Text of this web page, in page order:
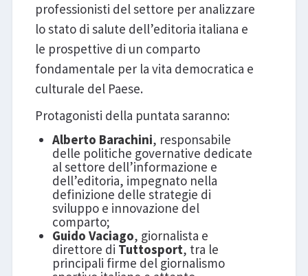
professionisti del settore per analizzare
lo stato di salute dell’editoria italiana e
le prospettive di un comparto
fondamentale per la vita democratica e
culturale del Paese.
Protagonisti della puntata saranno:
Alberto Barachini, responsabile
delle politiche governative dedicate
al settore dell’informazione e
dell’editoria, impegnato nella
definizione delle strategie di
sviluppo e innovazione del
comparto;
Guido Vaciago, giornalista e
direttore di Tuttosport, tra le
principali firme del giornalismo